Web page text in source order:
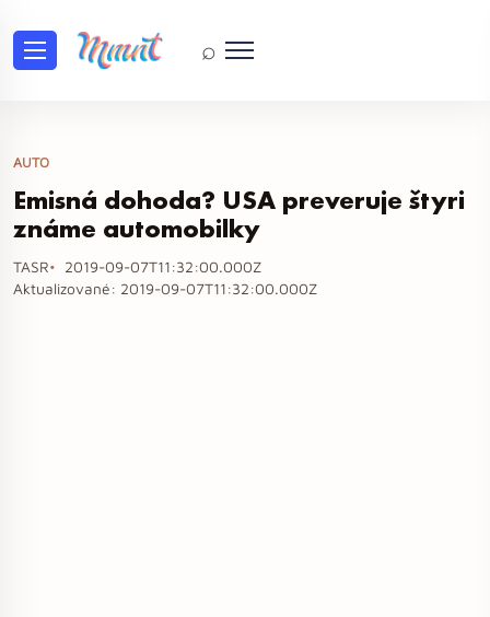
⌕
AUTO
Emisná dohoda? USA preveruje štyri
známe automobilky
TASR
2019-09-07T11:32:00.000Z
Aktualizované: 2019-09-07T11:32:00.000Z